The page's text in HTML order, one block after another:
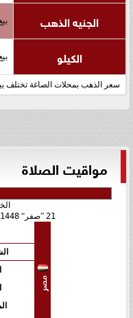
الجنيه الذهب بيع 25,400 شراء
الكيلو بيع 3,628,571 شراء
سعر الذهب بمحلات الصاغة تختلف
مواقيت الصلاة
21 صفر 1448 هـ
مصر